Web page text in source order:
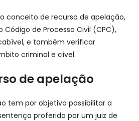
conceito de recurso de apelação,
de Processo Civil (CPC),
e também verificar
criminal e cível.
de apelação
tem por objetivo possibilitar a
proferida por um juiz de